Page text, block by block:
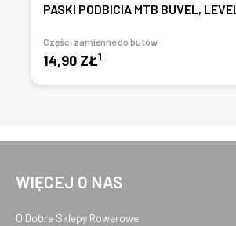
PASKI PODBICIA MTB BUVEL, LEVEL
Części zamienne do butów
14,90 ZŁ1
WIĘCEJ O NAS
O Dobre Sklepy Rowerowe